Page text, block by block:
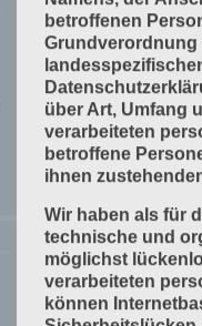
betroffenen
Grundverordnung
über Art, Umfang
verarbeiteten
betroffene
ihnen
Wir haben als für
technische und
möglichst
verarbeiteten
können